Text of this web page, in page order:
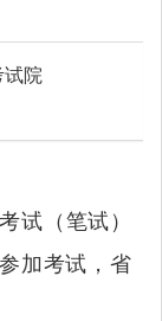
院
（笔试）
加考试，省